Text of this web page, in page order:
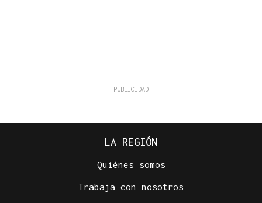
LA REGIÓN
Quiénes somos
Trabaja con nosotros